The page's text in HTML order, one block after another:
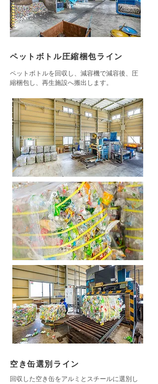
ペットボトル圧縮梱包ライン
ペットボトルを回収し、減容機で減容後、圧
縮梱包し、再生施設へ搬出します。
空き缶選別ライン
回収した空き缶をアルミとスチールに選別し